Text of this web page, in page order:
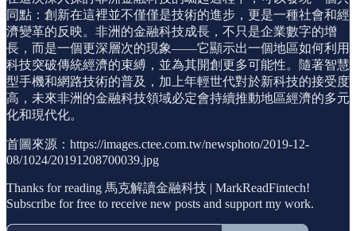
同點：創新在這裡並不僅僅是技術的進步，更是一種社會和經
濟變革的反映。非洲的金融科技成長，不只是企業數字的增
長，而是一個更深層次的現象——它顯示出一個地區如何利用
科技突破傳統經濟的束縛，並為其開創更多可能性。隨著智慧
型手機和網路技術的普及，加上年輕世代對於新科技的接受度
高，未來非洲的金融科技領域必定會持續推動地區經濟的多元
化和現代化。
首圖來源：https://images.ctee.com.tw/newsphoto/2019-12-
08/1024/20191208700039.jpg
Thanks for reading 馬克解讀金融科技 | MarkReadFintech!
Subscribe for free to receive new posts and support my work.